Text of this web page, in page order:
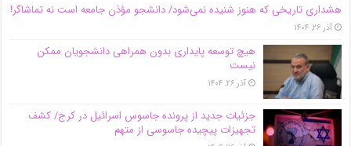
هشداری تاریخی که هنوز شنیده نمی‌شود/ دانشجو مؤذن جامعه است نه تماشاگر!
آذر ۲۶, ۱۴۰۴
هیچ توسعه پایداری بدون همراهی دانشجویان ممکن
نیست
آذر ۲۶, ۱۴۰۴
جزئیات جدید از پرونده جاسوس اسرائیل در کرج/‌ کشف
تجهیزات پیچیده جاسوسی از متهم